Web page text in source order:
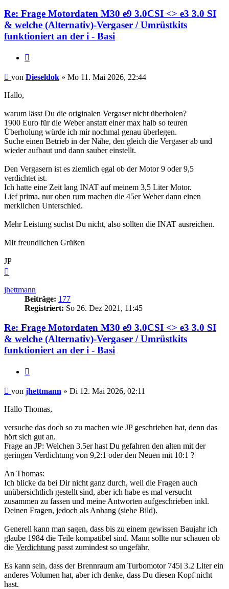
Re: Frage Motordaten M30 e9 3.0CSI <> e3 3.0 SI
& welche (Alternativ)-Vergaser / Umrüstkits
funktioniert an der i - Basi
Beitrag
von Dieseldok » Mo 11. Mai 2026, 22:44
Hallo,
warum lässt Du die originalen Vergaser nicht überholen?
1900 Euro für die Weber anstatt einer max halb so teuren
Überholung würde ich mir nochmal genau überlegen.
Suche einen Betrieb in der Nähe, den gleich die Vergaser ab und
wieder aufbaut und dann sauber einstellt.
Den Vergasern ist es ziemlich egal ob der Motor 9 oder 9,5
verdichtet ist.
Ich hatte eine Zeit lang INAT auf meinem 3,5 Liter Motor.
Lief prima, nur oben rum machen die 45er Weber dann einen
merklichen Unterschied.
Mehr Leistung suchst Du nicht, also sollten die INAT ausreichen.
MIt freundlichen Grüßen
JP
jhettmann
Beiträge: 177
Registriert: So 26. Dez 2021, 11:45
Re: Frage Motordaten M30 e9 3.0CSI <> e3 3.0 SI
& welche (Alternativ)-Vergaser / Umrüstkits
funktioniert an der i - Basi
Beitrag
von jhettmann » Di 12. Mai 2026, 02:11
Hallo Thomas,
versuche das doch so zu machen wie JP geschrieben hat, denn das
hört sich gut an.
Frage an JP: Welchen 3.5er hast Du gefahren den alten mit der
geringen Verdichtung von 9,2:1 oder den Neuen mit 10:1 ?
An Thomas:
Ich blicke da bei Dir nicht ganz durch, weil die Fragen auch
unübersichtlich gestellt sind, aber ich habe es mal versucht
zusammen zu fassen und meine Antworten aufgeschrieben inkl.
Deinen Fragen, jedoch als Anhang (siehe Bild).
Generell kann man sagen, dass bis zu einem gewissen Baujahr ich
glaube 1984 die Teile kompatibel sind. Mann sollte nur schauen ob
die Verdichtung passt zumindest so ungefähr.
Es kann sein, dass der Brennraum am Turbomotor 745i 3.2 Liter ein
anderes Volumen hat, aber ich denke, dass Du diesen Kopf nicht
hast.